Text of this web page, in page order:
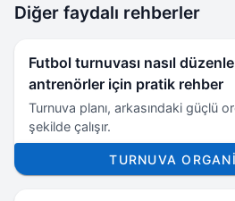
Diğer faydalı rehberler
Futbol turnuvası nasıl
antrenörler için pratik rehber
Turnuva planı, arkasındaki güçlü
şekilde çalışır.
TURNUVA